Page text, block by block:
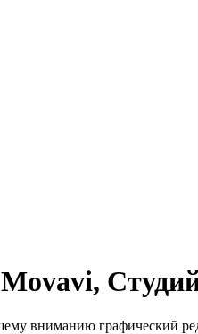
вниманию графический